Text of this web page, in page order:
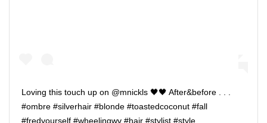
Loving this touch up on @mnickls 🖤🖤 After&before . . .
#ombre #silverhair #blonde #toastedcoconut #fall
#fredyourself #wheelingwv #hair #stylist #style